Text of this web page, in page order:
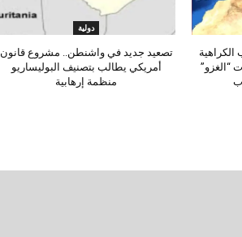
“الغزو”
دولية
تصعيد جديد في واشنطن.. مشروع قانون
أمريكي يطالب بتصنيف البوليساريو
منظمة إرهابية